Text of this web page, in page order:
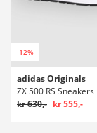
-12%
adidas Originals
ZX 500 RS Sneakers
kr 630,- kr 555,-